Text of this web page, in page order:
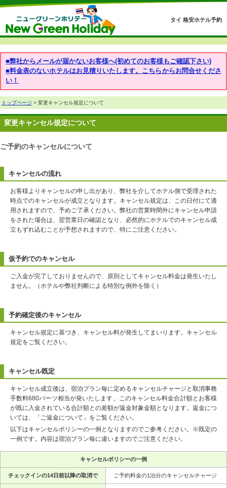
タイ 格安ホテル予約
■弊社からメールが届かないお客様へ(初めてのお客様もご確認下さい)
■料金表のないホテルはお見積りいたします。こちらからお問合せくださ
い！
トップページ > 変更キャンセル規定について
変更キャンセル規定について
ご予約のキャンセルについて
キャンセルの流れ
お客様よりキャンセルの申し出があり、弊社を介してホテル側で受理された
時点でのキャンセルが成立となります。キャンセル規定は、この日付にて適
用されますので、予めご了承ください。弊社の営業時間外にキャンセル申請
をされた場合は、翌営業日の確認となり、必然的にホテルでのキャンセル成
立もずれ込むことが予想されますので、特にご注意ください。
仮予約でのキャンセル
ご入金が完了しておりませんので、原則としてキャンセル料金は発生いたし
ません。（ホテルや弊社判断による特別な例外を除く）
予約確定後のキャンセル
キャンセル規定に基づき、キャンセル料が発生してまいります。キャンセル
規定をご覧ください。
キャンセル既定
キャンセル成立後は、宿泊プラン毎に定めるキャンセルチャージと取消事務
手数料680バーツ相当が発いたします。このキャンセル料金合計額とお客様
が既に入金されている合計額との差額が返金対象金額となります。返金につ
いては、「ご返金について」をご覧ください。
以下はキャンセルポリシーの一例となりますのでご参考ください。※既定の
一例です。内容は宿泊プラン毎に違いますのでご注意ください。
キャンセルポリシーの一例
チェックインの14日前以降の取消で ご予約料金の1泊分のキャンセルチャージ